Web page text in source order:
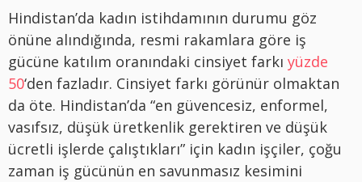
Hindistan’da kadın istihdamının durumu göz
önüne alındığında, resmi rakamlara göre iş
gücüne katılım oranındaki cinsiyet farkı yüzde
50‘den fazladır. Cinsiyet farkı görünür olmaktan
da öte. Hindistan’da “en güvencesiz, enformel,
vasıfsız, düşük üretkenlik gerektiren ve düşük
ücretli işlerde çalıştıkları” için kadın işçiler, çoğu
zaman iş gücünün en savunmasız kesimini